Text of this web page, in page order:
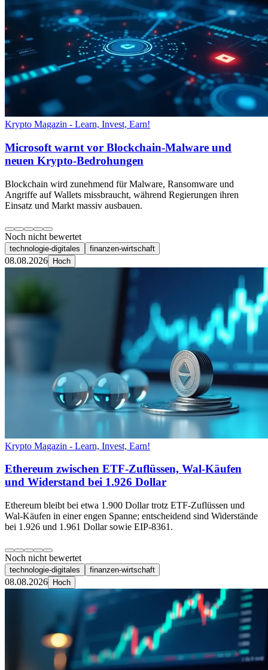
Krypto Magazin - Learn, Invest, Earn!
Microsoft warnt vor Blockchain-Malware und
neuen Krypto-Bedrohungen
Blockchain wird zunehmend für Malware, Ransomware und
Angriffe auf Wallets missbraucht, während Regierungen ihren
Einsatz und Markt massiv ausbauen.
Noch nicht bewertet
technologie-digitales finanzen-wirtschaft
08.08.2026 Hoch
Krypto Magazin - Learn, Invest, Earn!
Ethereum zwischen ETF-Zuflüssen, Wal-Käufen
und Widerstand bei 1.926 Dollar
Ethereum bleibt bei etwa 1.900 Dollar trotz ETF-Zuflüssen und
Wal-Käufen in einer engen Spanne; entscheidend sind Widerstände
bei 1.926 und 1.961 Dollar sowie EIP-8361.
Noch nicht bewertet
technologie-digitales finanzen-wirtschaft
08.08.2026 Hoch